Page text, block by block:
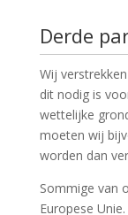
Derde
Wij
dit nodig is
wettelijke
moeten wij
worden dan
Sommige van
Europese